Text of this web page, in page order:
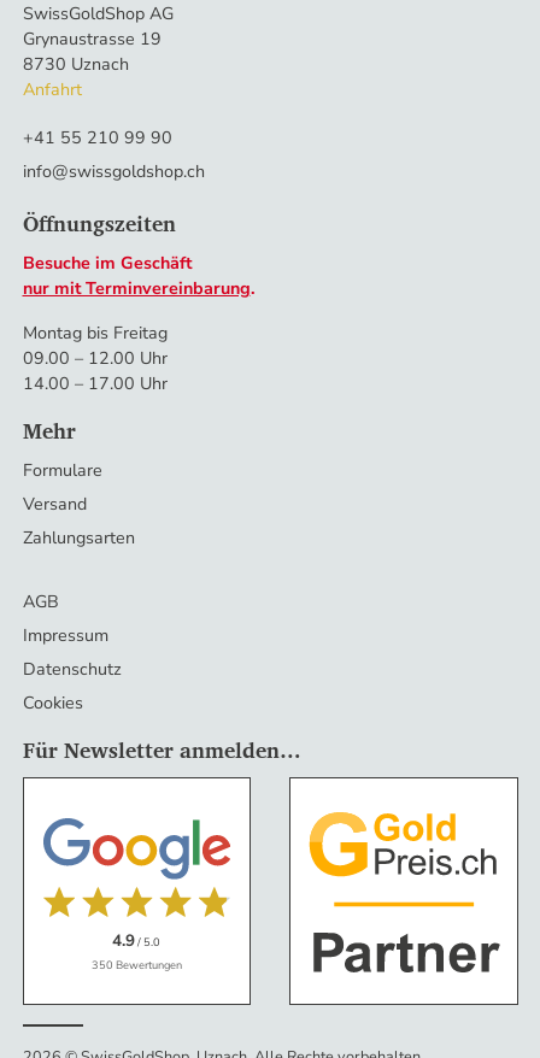
SwissGoldShop AG
Grynaustrasse 19
8730 Uznach
Anfahrt
+41 55 210 99 90
info@swissgoldshop.ch
Öffnungszeiten
Besuche im Geschäft
nur mit Terminvereinbarung.
Montag bis Freitag
09.00 – 12.00 Uhr
14.00 – 17.00 Uhr
Mehr
Formulare
Versand
Zahlungsarten
AGB
Impressum
Datenschutz
Cookies
Für Newsletter anmelden…
4.9/ 5.0
350 Bewertungen